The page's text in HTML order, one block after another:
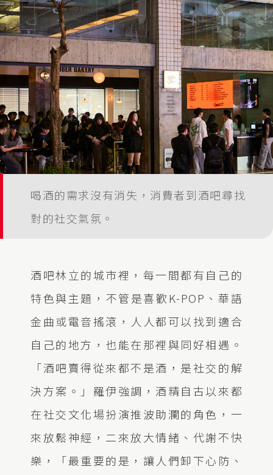
喝酒的需求沒有消失，消費者到酒吧尋找
對的社交氣氛。
酒吧林立的城市裡，每一間都有自己的
特色與主題，不管是喜歡K-POP、華語
金曲或電音搖滾，人人都可以找到適合
自己的地方，也能在那裡與同好相遇。
「酒吧賣得從來都不是酒，是社交的解
決方案。」羅伊強調，酒精自古以來都
在社交文化場扮演推波助瀾的角色，一
來放鬆神經，二來放大情緒、代謝不快
樂，「最重要的是，讓人們卸下心防、